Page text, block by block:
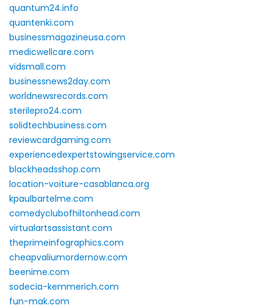
quantum24.info
quantenki.com
businessmagazineusa.com
medicwellcare.com
vidsmall.com
businessnews2day.com
worldnewsrecords.com
sterilepro24.com
solidtechbusiness.com
reviewcardgaming.com
experiencedexpertstowingservice.com
blackheadsshop.com
location-voiture-casablanca.org
kpaulbartelme.com
comedyclubofhiltonhead.com
virtualartsassistant.com
theprimeinfographics.com
cheapvaliumordernow.com
beenime.com
sodecia-kemmerich.com
fun-mak.com